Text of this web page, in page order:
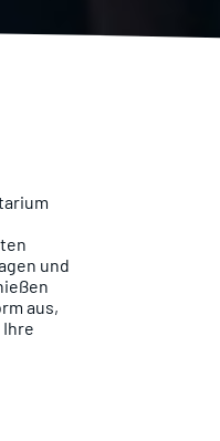
und
aus,